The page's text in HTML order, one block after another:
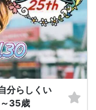
分らしくい
35歳